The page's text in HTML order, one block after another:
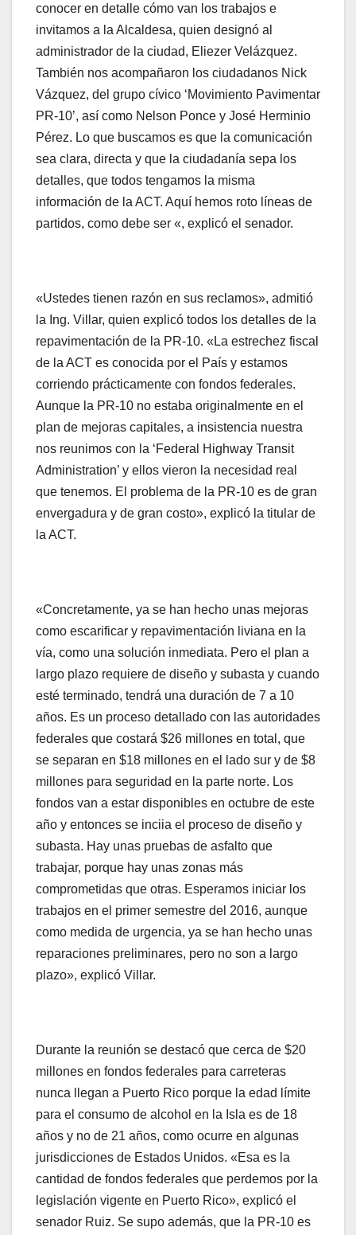
conocer en detalle cómo van los trabajos e
invitamos a la Alcaldesa, quien designó al
administrador de la ciudad, Eliezer Velázquez.
También nos acompañaron los ciudadanos Nick
Vázquez, del grupo cívico ‘Movimiento Pavimentar
PR-10’, así como Nelson Ponce y José Herminio
Pérez. Lo que buscamos es que la comunicación
sea clara, directa y que la ciudadanía sepa los
detalles, que todos tengamos la misma
información de la ACT. Aquí hemos roto líneas de
partidos, como debe ser «, explicó el senador.
«Ustedes tienen razón en sus reclamos», admitió
la Ing. Villar, quien explicó todos los detalles de la
repavimentación de la PR-10. «La estrechez fiscal
de la ACT es conocida por el País y estamos
corriendo prácticamente con fondos federales.
Aunque la PR-10 no estaba originalmente en el
plan de mejoras capitales, a insistencia nuestra
nos reunimos con la ‘Federal Highway Transit
Administration’ y ellos vieron la necesidad real
que tenemos. El problema de la PR-10 es de gran
envergadura y de gran costo», explicó la titular de
la ACT.
«Concretamente, ya se han hecho unas mejoras
como escarificar y repavimentación liviana en la
vía, como una solución inmediata. Pero el plan a
largo plazo requiere de diseño y subasta y cuando
esté terminado, tendrá una duración de 7 a 10
años. Es un proceso detallado con las autoridades
federales que costará $26 millones en total, que
se separan en $18 millones en el lado sur y de $8
millones para seguridad en la parte norte. Los
fondos van a estar disponibles en octubre de este
año y entonces se inciia el proceso de diseño y
subasta. Hay unas pruebas de asfalto que
trabajar, porque hay unas zonas más
comprometidas que otras. Esperamos iniciar los
trabajos en el primer semestre del 2016, aunque
como medida de urgencia, ya se han hecho unas
reparaciones preliminares, pero no son a largo
plazo», explicó Villar.
Durante la reunión se destacó que cerca de $20
millones en fondos federales para carreteras
nunca llegan a Puerto Rico porque la edad límite
para el consumo de alcohol en la Isla es de 18
años y no de 21 años, como ocurre en algunas
jurisdicciones de Estados Unidos. «Esa es la
cantidad de fondos federales que perdemos por la
legislación vigente en Puerto Rico», explicó el
senador Ruiz. Se supo además, que la PR-10 es